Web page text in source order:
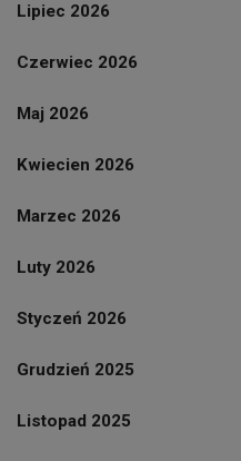
Lipiec 2026
Czerwiec 2026
Maj 2026
Kwiecien 2026
Marzec 2026
Luty 2026
Styczeń 2026
Grudzień 2025
Listopad 2025